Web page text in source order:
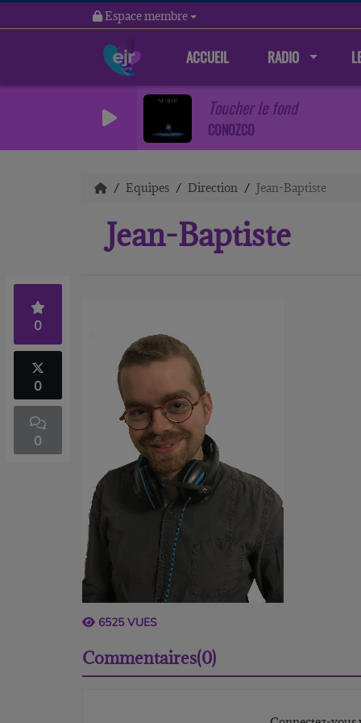
Espace membre
ACCUEIL RADIO
Toucher le fond
CONOZCO
Equipes Direction Jean-Baptiste
Jean-Baptiste
0
0
0
6525 VUES
Commentaires(0)